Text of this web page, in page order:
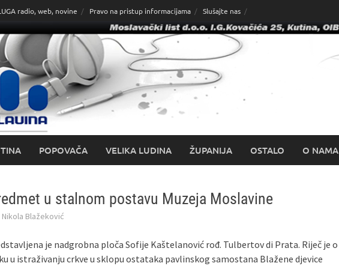
radio, web, novine Pravo na pristup informacijama Slušajte nas
POPOVAČA VELIKA LUDINA ŽUPANIJA OSTALO O NAMA
u stalnom postavu Muzeja Moslavine
Nikola Blažeković
je nadgrobna ploča Sofije Kaštelanović rođ. Tulbertov di Prata. Riječ je o
u istraživanju crkve u sklopu ostataka pavlinskog samostana Blažene djevice